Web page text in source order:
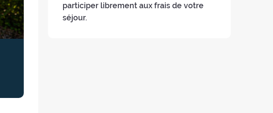
participer librement aux frais de votre
séjour.